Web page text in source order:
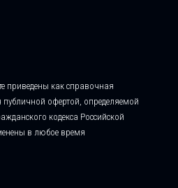
приведены как справочная
офертой, определяемой
кодекса Российской
в любое время